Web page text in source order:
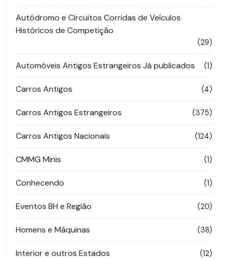
Autódromo e Circuitos Corridas de Veículos
Históricos de Competição
(29)
Automóveis Antigos Estrangeiros Já publicados (1)
Carros Antigos (4)
Carros Antigos Estrangeiros (375)
Carros Antigos Nacionais (124)
CMMG Minis (1)
Conhecendo (1)
Eventos BH e Região (20)
Homens e Máquinas (38)
Interior e outros Estados (12)